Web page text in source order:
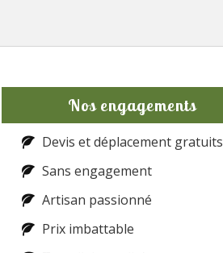
Nos engagements
Devis et déplacement gratuits
Sans engagement
Artisan passionné
Prix imbattable